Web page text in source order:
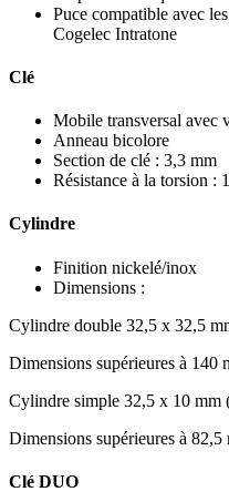
Puce compatible avec
Cogelec Intratone
Clé
Mobile transversal avec
Anneau bicolore
Section de clé : 3,3 mm
Résistance à la torsion :
Cylindre
Finition nickelé/inox
Dimensions :
Cylindre double 32,5 x 32,5
Dimensions supérieures à 140
Cylindre simple 32,5 x 10 mm
Dimensions supérieures à
Clé DUO